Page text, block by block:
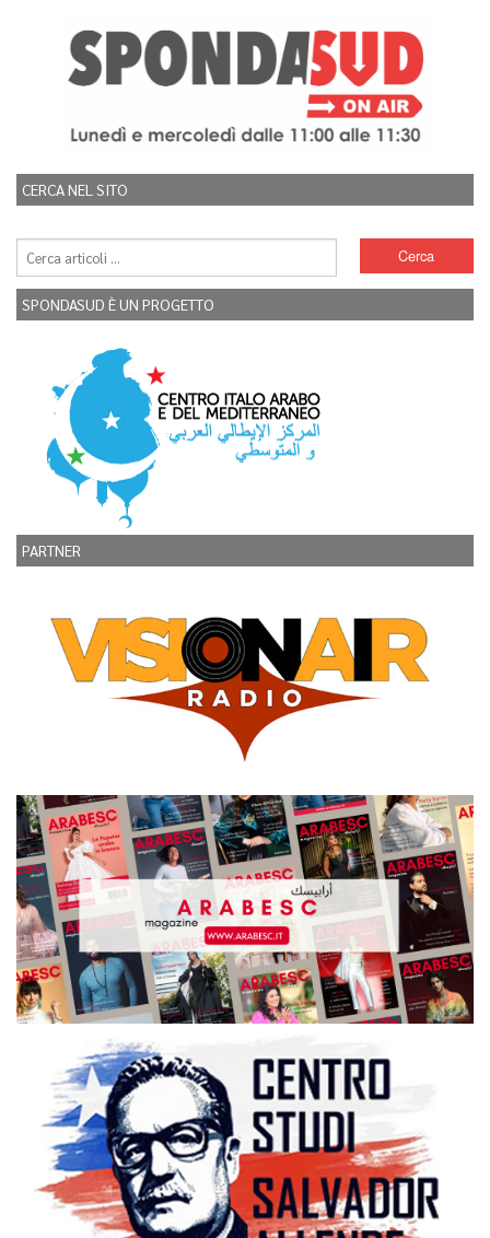
CERCA NEL SITO
SPONDASUD È UN PROGETTO
PARTNER